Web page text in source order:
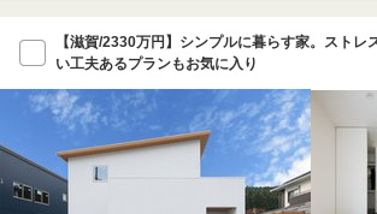
【滋賀/2330万円】シンプルに暮らす家。ストレ
い工夫あるプランもお気に入り